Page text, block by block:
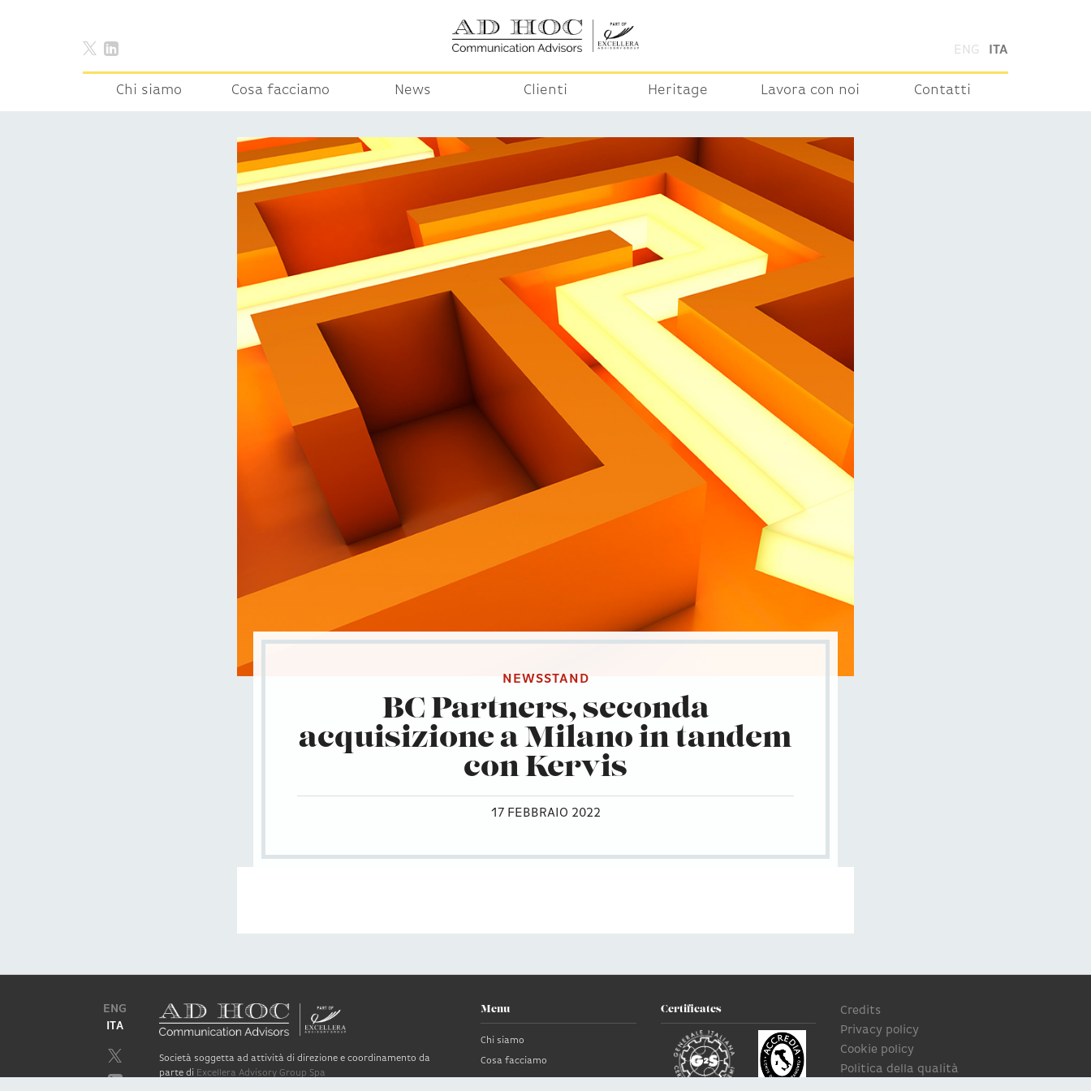
ENG ITA
Chi siamo Cosa facciamo News Clienti Heritage Lavora con noi Contatti
NEWSSTAND
BC Partners, seconda
acquisizione a Milano in tandem
con Kervis
17 FEBBRAIO 2022
ENG
ITA
Società soggetta ad attività di direzione e coordinamento da
parte di Excellera Advisory Group Spa
Menu
Chi siamo
Cosa facciamo
Certificates
Credits
Privacy policy
Cookie policy
Politica della qualità